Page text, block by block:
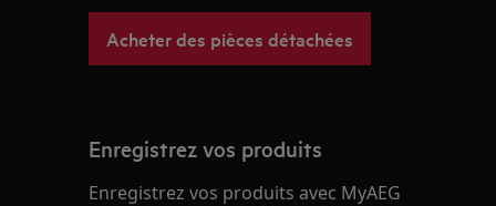
Acheter des pièces détachées
Enregistrez vos produits
Enregistrez vos produits avec MyAEG